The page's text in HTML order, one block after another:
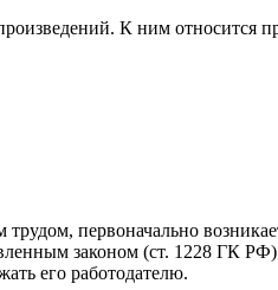
К ним относится
первоначально
законом (ст. 1228 ГК
его работодателю.